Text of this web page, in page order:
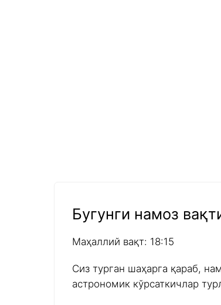
Бугунги намоз
Маҳаллий вақт: 18:15
Сиз турган шаҳарга қараб,
астрономик кўрсаткичлар